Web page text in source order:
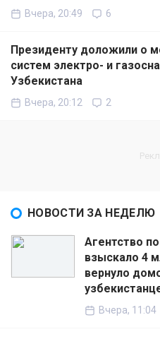
Вчера, 20:49 6
Президенту доложили о
систем электро- и
Узбекистана
Вчера, 20:12 2
НОВОСТИ ЗА НЕДЕЛЮ
Агентство
взыскало 4
вернуло
Вчера, 11:04